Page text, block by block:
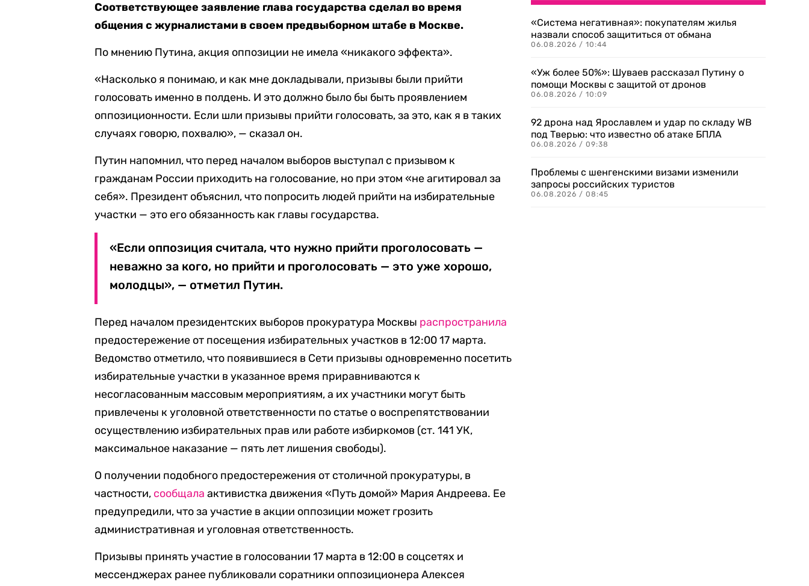
Соответствующее заявление глава государства сделал во время
общения с журналистами в своем предвыборном штабе в Москве.
По мнению Путина, акция оппозиции не имела «никакого эффекта».
«Насколько я понимаю, и как мне докладывали, призывы были прийти
голосовать именно в полдень. И это должно было бы быть проявлением
оппозиционности. Если шли призывы прийти голосовать, за это, как я в таких
случаях говорю, похвалю», — сказал он.
Путин напомнил, что перед началом выборов выступал с призывом к
гражданам России приходить на голосование, но при этом «не агитировал за
себя». Президент объяснил, что попросить людей прийти на избирательные
участки — это его обязанность как главы государства.
«Если оппозиция считала, что нужно прийти проголосовать —
неважно за кого, но прийти и проголосовать — это уже хорошо,
молодцы», — отметил Путин.
Перед началом президентских выборов прокуратура Москвы распространила
предостережение от посещения избирательных участков в 12:00 17 марта.
Ведомство отметило, что появившиеся в Сети призывы одновременно посетить
избирательные участки в указанное время приравниваются к
несогласованным массовым мероприятиям, а их участники могут быть
привлечены к уголовной ответственности по статье о воспрепятствовании
осуществлению избирательных прав или работе избиркомов (ст. 141 УК,
максимальное наказание — пять лет лишения свободы).
О получении подобного предостережения от столичной прокуратуры, в
частности, сообщала активистка движения «Путь домой» Мария Андреева. Ее
предупредили, что за участие в акции оппозиции может грозить
административная и уголовная ответственность.
Призывы принять участие в голосовании 17 марта в 12:00 в соцсетях и
мессенджерах ранее публиковали соратники оппозиционера Алексея
«Система негативная»: покупателям жилья
назвали способ защититься от обмана
06.08.2026 / 10:44
«Уж более 50%»: Шуваев рассказал Путину о
помощи Москвы с защитой от дронов
06.08.2026 / 10:09
92 дрона над Ярославлем и удар по складу WB
под Тверью: что известно об атаке БПЛА
06.08.2026 / 09:38
Проблемы с шенгенскими визами изменили
запросы российских туристов
06.08.2026 / 08:45